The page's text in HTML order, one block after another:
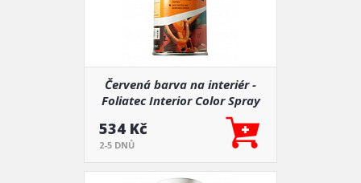
Červená barva na interiér -
Foliatec Interior Color Spray
534 Kč
2-5 DNŮ